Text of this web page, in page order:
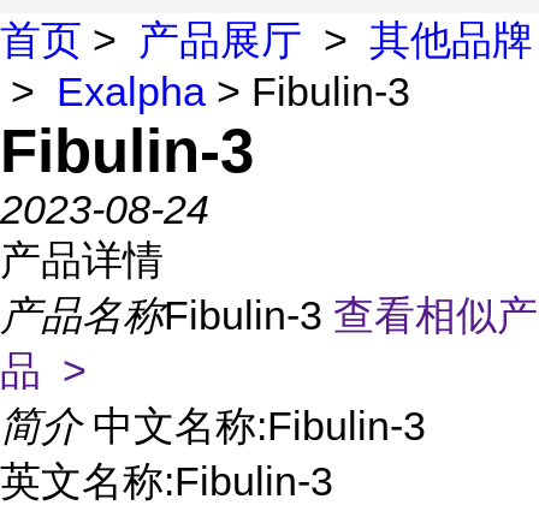
首页 > 产品展厅 > 其他品牌
> Exalpha > Fibulin-3
Fibulin-3
2023-08-24
产品详情
产品名称Fibulin-3 查看相似产
品 >
简介 中文名称:Fibulin-3
英文名称:Fibulin-3